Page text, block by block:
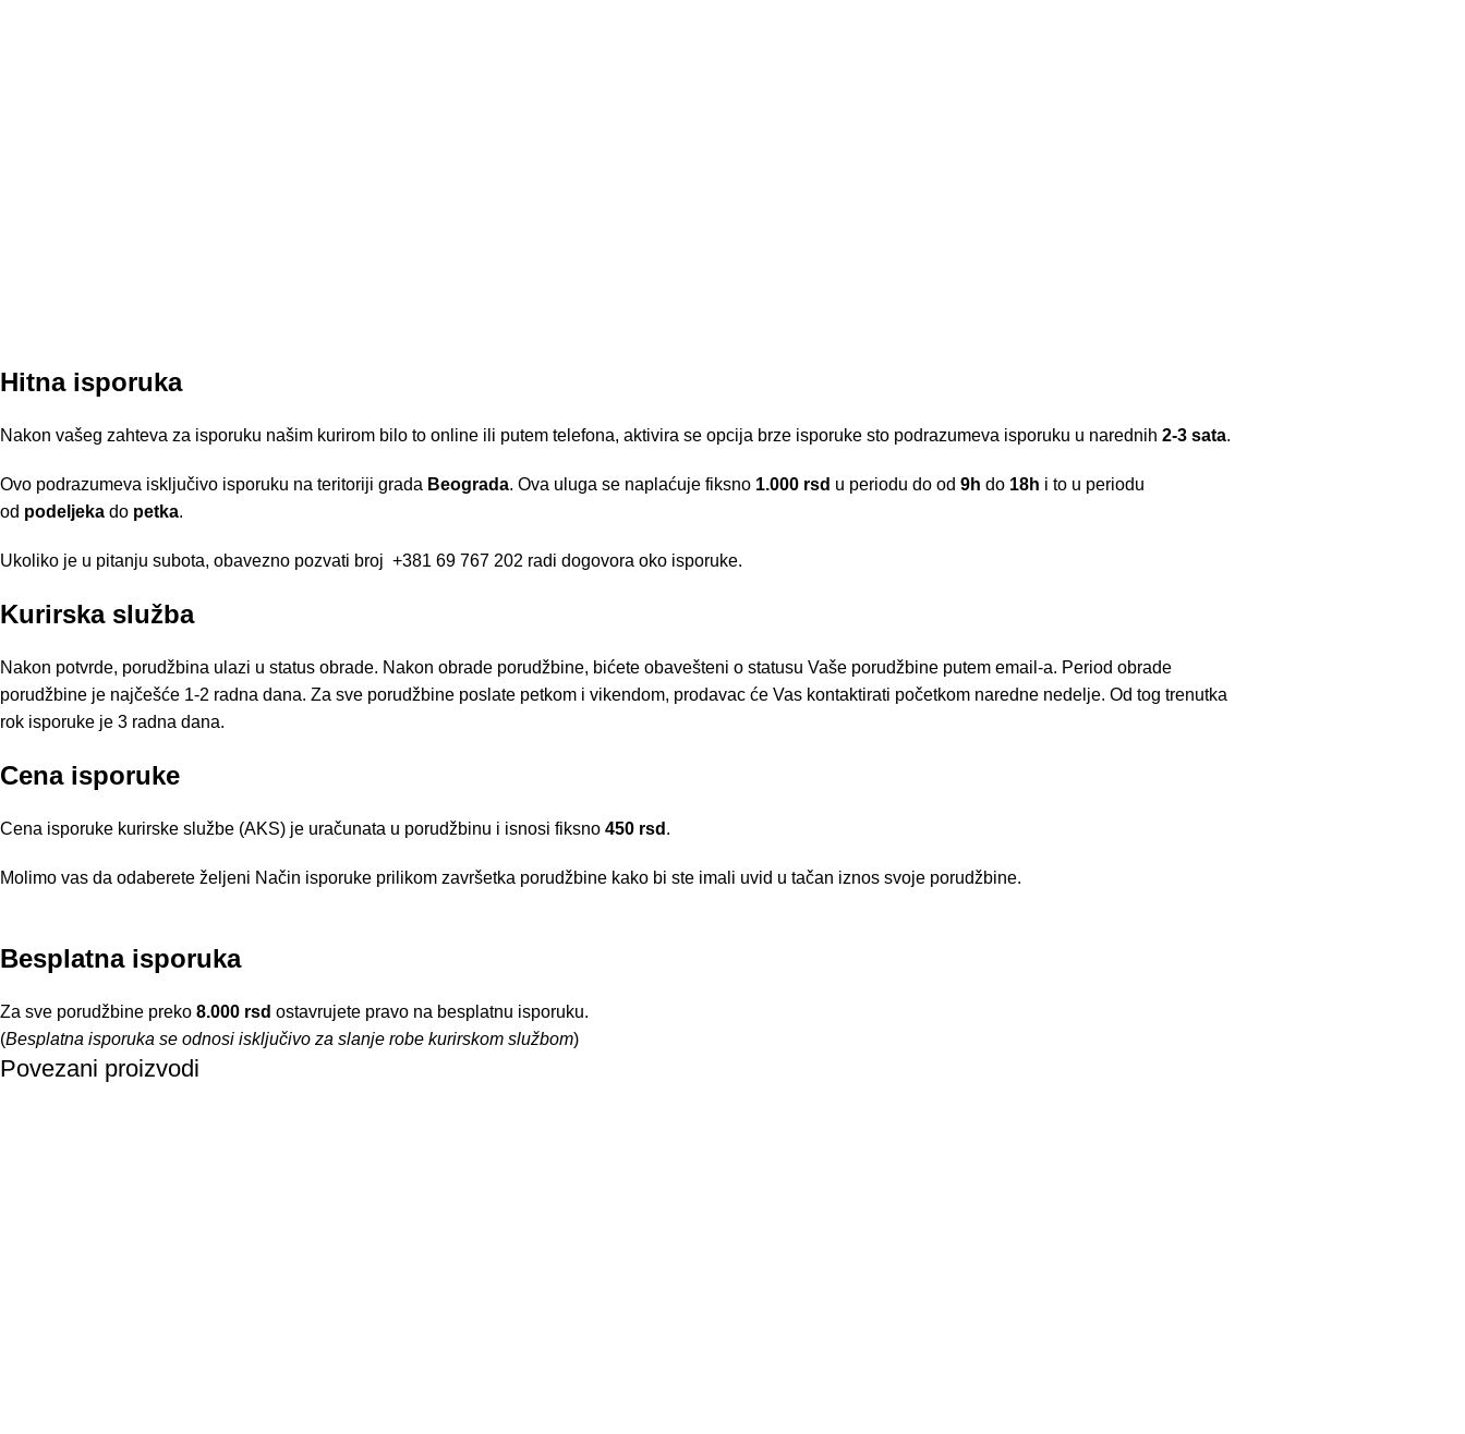
Hitna isporuka
Nakon vašeg zahteva za isporuku našim kurirom bilo to online ili putem telefona, aktivira se opcija brze isporuke sto podrazumeva isporuku u narednih 2-3 sata.
Ovo podrazumeva isključivo isporuku na teritoriji grada Beograda. Ova uluga se naplaćuje fiksno 1.000 rsd u periodu do od 9h do 18h i to u periodu
od podeljeka do petka.
Ukoliko je u pitanju subota, obavezno pozvati broj +381 69 767 202 radi dogovora oko isporuke.
Kurirska služba
Nakon potvrde, porudžbina ulazi u status obrade. Nakon obrade porudžbine, bićete obavešteni o statusu Vaše porudžbine putem email-a. Period obrade
porudžbine je najčešće 1-2 radna dana. Za sve porudžbine poslate petkom i vikendom, prodavac će Vas kontaktirati početkom naredne nedelje. Od tog trenutka
rok isporuke je 3 radna dana.
Cena isporuke
Cena isporuke kurirske službe (AKS) je uračunata u porudžbinu i isnosi fiksno 450 rsd .
Molimo vas da odaberete željeni Način isporuke prilikom završetka porudžbine kako bi ste imali uvid u tačan iznos svoje porudžbine.
Besplatna isporuka
Za sve porudžbine preko 8.000 rsd ostavrujete pravo na besplatnu isporuku.
(Besplatna isporuka se odnosi isključivo za slanje robe kurirskom službom)
Povezani proizvodi